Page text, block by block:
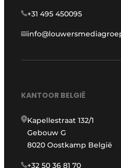
+31 495 450095
KANTOOR BELGIË
Kapellestraat 132/1
Gebouw G
8020 Oostkamp België
+32 50 36 81 70